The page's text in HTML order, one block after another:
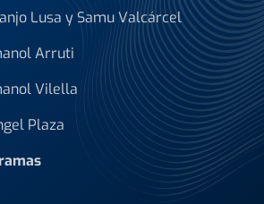
Lusa y Samu Valcárcel
Arruti
Vilella
Plaza